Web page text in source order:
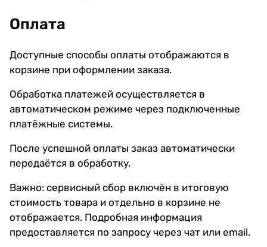
Оплата
Доступные способы оплаты отображаются в
корзине при оформлении заказа.
Обработка платежей осуществляется в
автоматическом режиме через подключенные
платёжные системы.
После успешной оплаты заказ автоматически
передаётся в обработку.
Важно: сервисный сбор включён в итоговую
стоимость товара и отдельно в корзине не
отображается. Подробная информация
предоставляется по запросу через чат или email.